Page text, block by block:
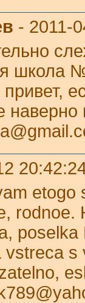
- 2011-
школа
etogo
rodnoe.
vstreca